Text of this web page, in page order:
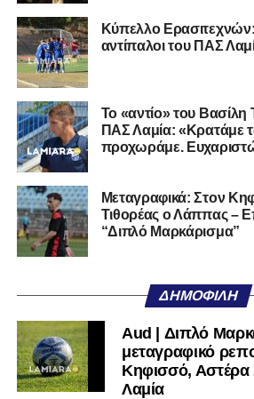
Κύπελλο Ερασιτεχνών:
αντίπαλοι του ΠΑΣ
Το «αντίο» του
ΠΑΣ Λαμία: «Κρατάμε
προχωράμε.
Μεταγραφικά: Στον
Τιθορέας ο Λάππας –
“Διπλό Μαρκάρισμα”
ΔΗΜΟΦΙΛΉ
Aud | Διπλό
μεταγραφικό
Κηφισσό, Αστέρα
Λαμία